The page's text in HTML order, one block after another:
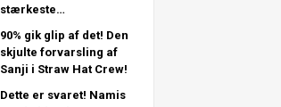
stærkeste
karakterer (fra 11. til 6.
plads)
90% gik glip af det! Den
skjulte forvarsling af
Sanji i Straw Hat Crew!
Dette er svaret! Namis